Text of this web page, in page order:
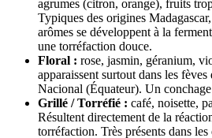
agrumes (citron, orange), fruits
Typiques des origines
arômes se développent à la
une torréfaction douce.
Floral : rose, jasmin, géranium,
apparaissent surtout dans les
Nacional (Équateur). Un
Grillé / Torréfié : café, noisette,
Résultent directement de la
torréfaction. Très présents dans